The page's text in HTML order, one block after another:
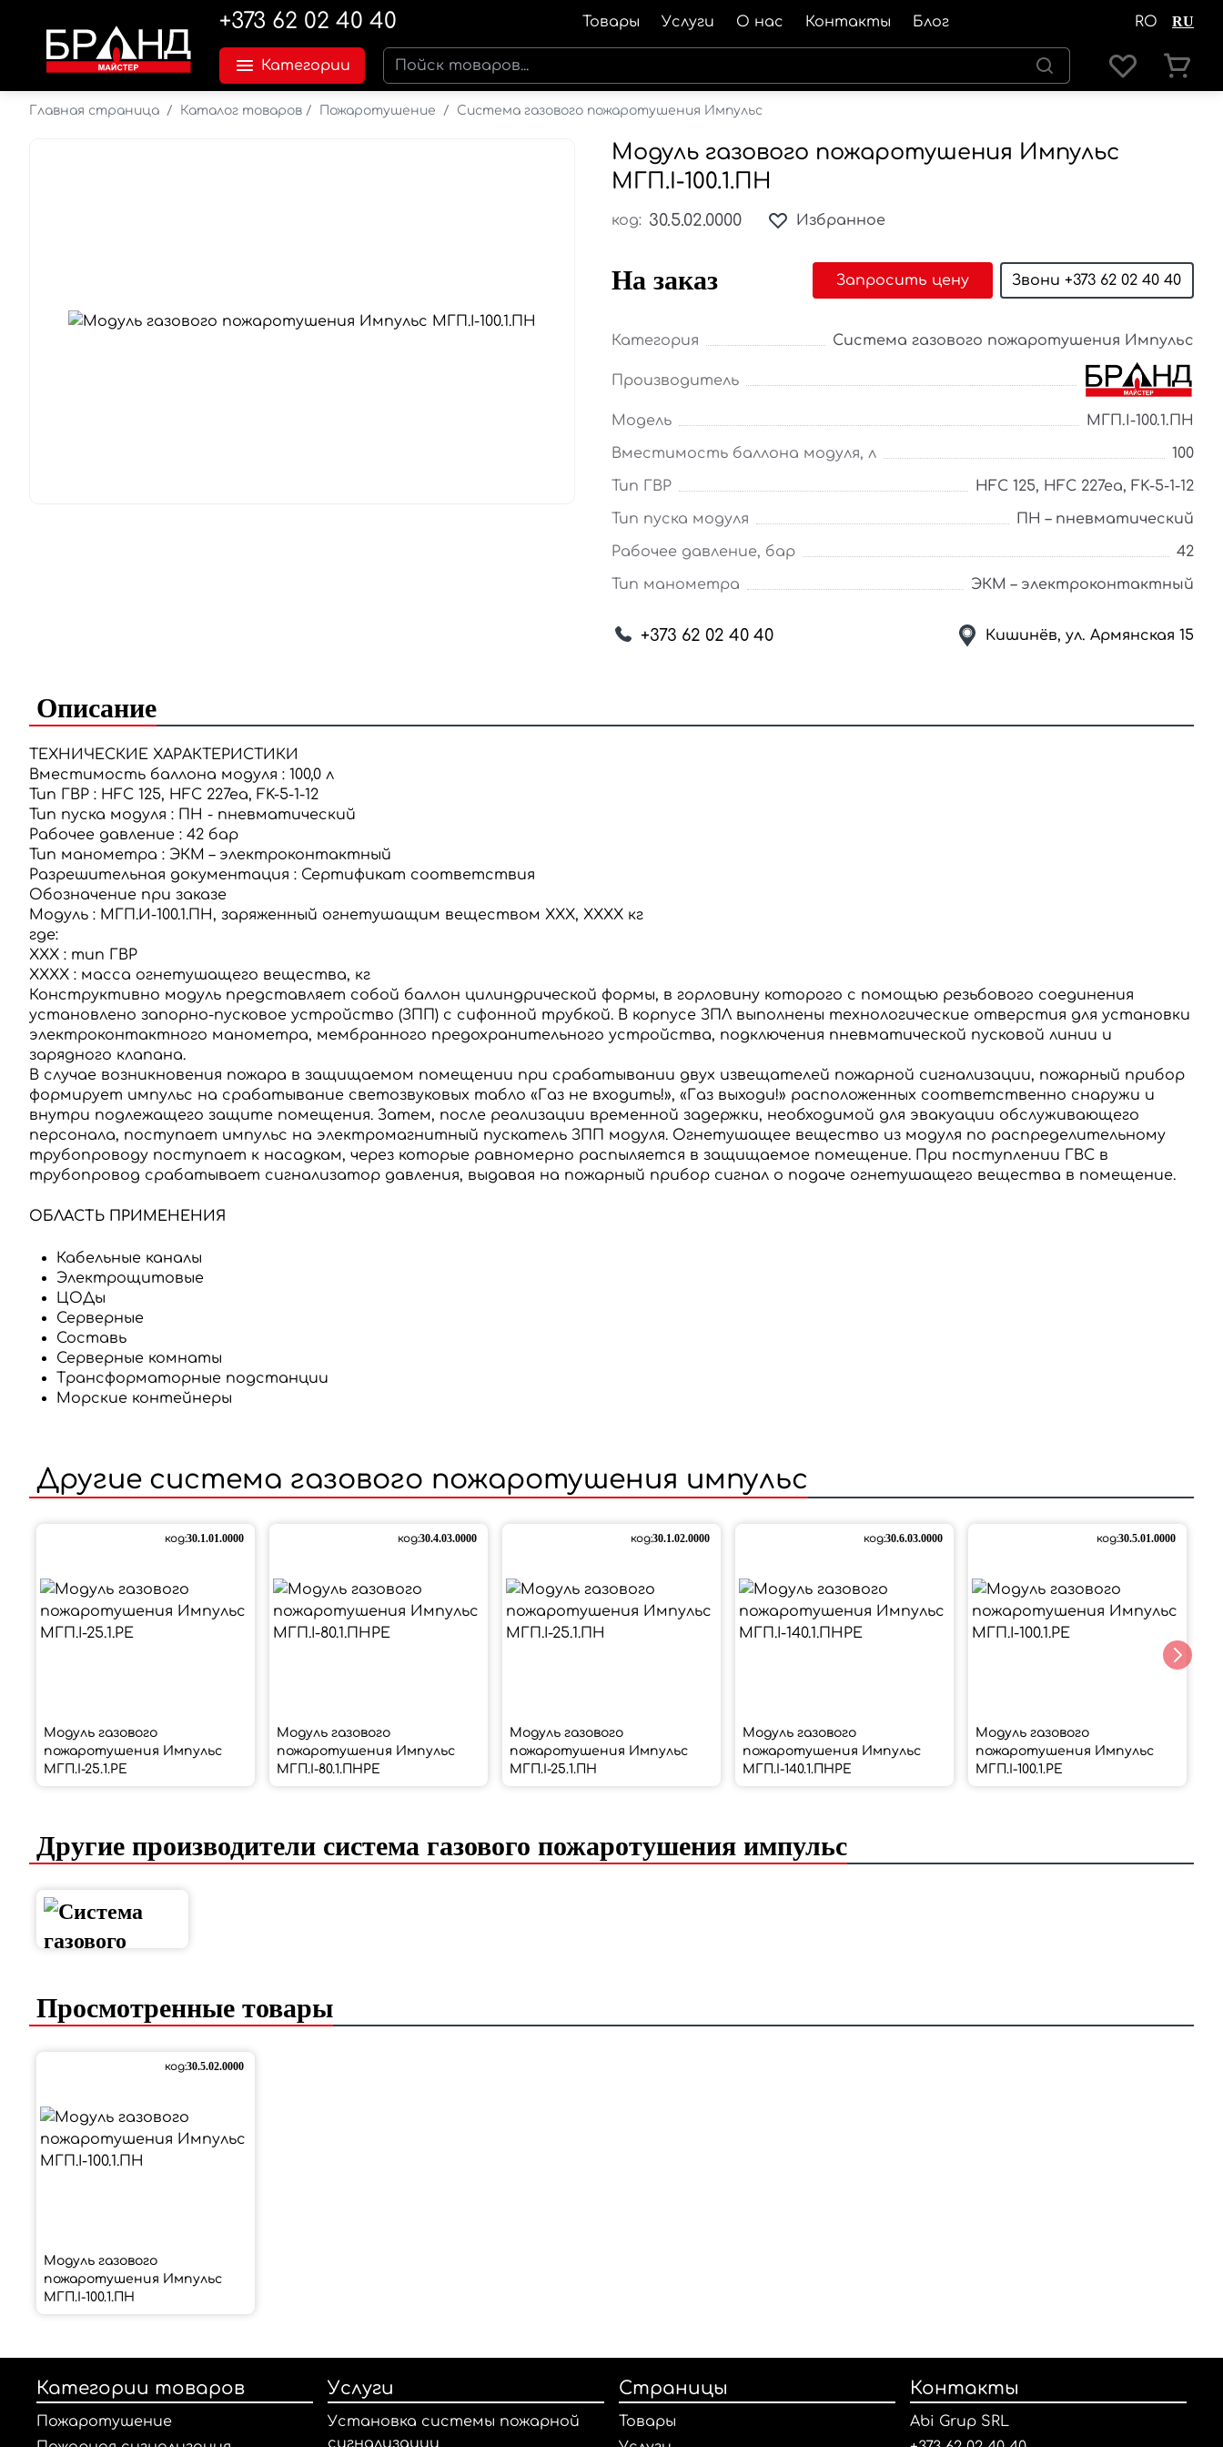
+373 62 02 40 40 Товары Услуги О нас Контакты Блог RO RU
Категории
Главная страница / Каталог товаров / Пожаротушение / Система газового пожаротушения Импульс
Модуль газового пожаротушения Импульс
МГП.І-100.1.ПН
код: 30.5.02.0000 Избранное
На заказ Запросить цену Звони +373 62 02 40 40
Категория Система газового пожаротушения Импульс
Производитель
Модель
МГП.І-100.1.ПН
Вместимость баллона модуля, л
100
Тип ГВР
HFC 125, HFC 227ea, FK-5-1-12
Тип пуска модуля
ПН – пневматический
Рабочее давление, бар
42
Тип манометра
ЭКМ – электроконтактный
+373 62 02 40 40 Кишинёв, ул. Армянская 15
Описание
ТЕХНИЧЕСКИЕ ХАРАКТЕРИСТИКИ
Вместимость баллона модуля : 100,0 л
Тип ГВР : HFC 125, HFC 227ea, FK-5-1-12
Тип пуска модуля : ПН - пневматический
Рабочее давление : 42 бар
Тип манометра : ЭКМ – электроконтактный
Разрешительная документация : Сертификат соответствия
Обозначение при заказе
Модуль : МГП.И-100.1.ПН, заряженный огнетушащим веществом ХХХ, ХХХХ кг
где:
ХХХ : тип ГВР
ХХХХ : масса огнетушащего вещества, кг
Конструктивно модуль представляет собой баллон цилиндрической формы, в горловину которого с помощью резьбового соединения
установлено запорно-пусковое устройство (ЗПП) с сифонной трубкой. В корпусе ЗПЛ выполнены технологические отверстия для установки
электроконтактного манометра, мембранного предохранительного устройства, подключения пневматической пусковой линии и
зарядного клапана.
В случае возникновения пожара в защищаемом помещении при срабатывании двух извещателей пожарной сигнализации, пожарный прибор
формирует импульс на срабатывание светозвуковых табло «Газ не входить!», «Газ выходи!» расположенных соответственно снаружи и
внутри подлежащего защите помещения. Затем, после реализации временной задержки, необходимой для эвакуации обслуживающего
персонала, поступает импульс на электромагнитный пускатель ЗПП модуля. Огнетушащее вещество из модуля по распределительному
трубопроводу поступает к насадкам, через которые равномерно распыляется в защищаемое помещение. При поступлении ГВС в
трубопровод срабатывает сигнализатор давления, выдавая на пожарный прибор сигнал о подаче огнетушащего вещества в помещение.
ОБЛАСТЬ ПРИМЕНЕНИЯ
Кабельные каналы
Электрощитовые
ЦОДы
Серверные
Составь
Серверные комнаты
Трансформаторные подстанции
Морские контейнеры
Другие система газового пожаротушения импульс
код:30.1.01.0000
Модуль газового
пожаротушения Импульс
МГП.І-25.1.РЕ
код:30.4.03.0000
Модуль газового
пожаротушения Импульс
МГП.І-80.1.ПНРЕ
код:30.1.02.0000
Модуль газового
пожаротушения Импульс
МГП.І-25.1.ПН
код:30.6.03.0000
Модуль газового
пожаротушения Импульс
МГП.І-140.1.ПНРЕ
код:30.5.01.0000
Модуль газового
пожаротушения Импульс
МГП.І-100.1.РЕ
Другие производители система газового пожаротушения импульс
Просмотренные товары
код:30.5.02.0000
Модуль газового
пожаротушения Импульс
МГП.І-100.1.ПН
Категории товаров
Пожаротушение
Услуги
Установка системы пожарной
сигнализации
Страницы
Товары
Контакты
Abi Grup SRL